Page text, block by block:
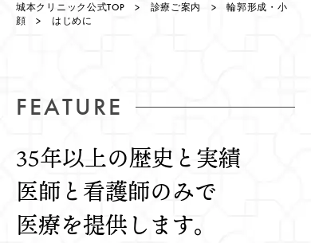
城本クリニック公式TOP > 診療ご案内 >輪郭形成・小
顔 > はじめに
FEATURE
35年以上の歴史と実績
医師と看護師のみで
医療を提供します。